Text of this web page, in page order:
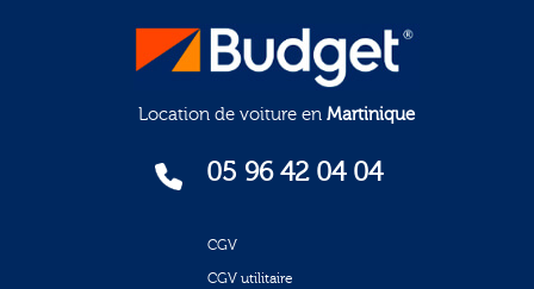
Location de voiture en Martinique
05 96 42 04 04
CGV
CGV utilitaire